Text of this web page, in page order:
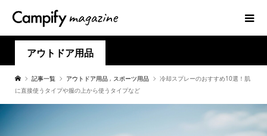
アウトドア用品
記事一覧 アウトドア用品 , スポーツ用品
冷却スプレーのおすすめ10選！肌
に直接使うタイプや服の上から使うタイプなど